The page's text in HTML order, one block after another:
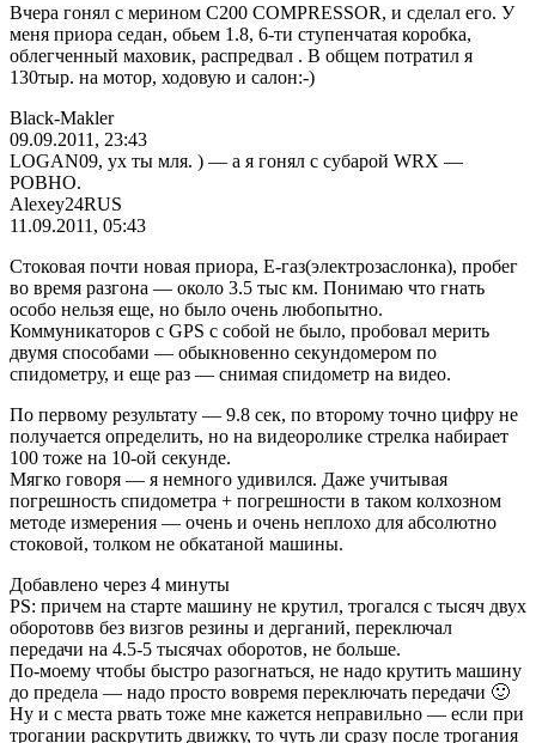
Вчера гонял с мерином С200 COMPRESSOR, и сделал его. У
меня приора седан, обьем 1.8, 6-ти ступенчатая коробка,
облегченный маховик, распредвал . В общем потратил я
130тыр. на мотор, ходовую и салон:-)
Black-Makler
09.09.2011, 23:43
LOGAN09, ух ты мля. ) — а я гонял с субарой WRX —
РОВНО.
Alexey24RUS
11.09.2011, 05:43
Стоковая почти новая приора, Е-газ(электрозаслонка), пробег
во время разгона — около 3.5 тыс км. Понимаю что гнать
особо нельзя еще, но было очень любопытно.
Коммуникаторов с GPS с собой не было, пробовал мерить
двумя способами — обыкновенно секундомером по
спидометру, и еще раз — снимая спидометр на видео.
По первому результату — 9.8 сек, по второму точно цифру не
получается определить, но на видеоролике стрелка набирает
100 тоже на 10-ой секунде.
Мягко говоря — я немного удивился. Даже учитывая
погрешность спидометра + погрешности в таком колхозном
методе измерения — очень и очень неплохо для абсолютно
стоковой, толком не обкатаной машины.
Добавлено через 4 минуты
PS: причем на старте машину не крутил, трогался с тысяч двух
оборотовв без визгов резины и дерганий, переключал
передачи на 4.5-5 тысячах оборотов, не больше.
По-моему чтобы быстро разогнаться, не надо крутить машину
до предела — надо просто вовремя переключать передачи 🙂
Ну и с места рвать тоже мне кажется неправильно — если при
трогании раскрутить движку, то чуть ли сразу после трогания